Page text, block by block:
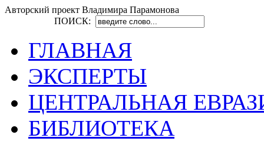
Авторский проект Владимира Парамонова
ПОИСК:
ГЛАВНАЯ
ЭКСПЕРТЫ
ЦЕНТРАЛЬНАЯ
БИБЛИОТЕКА